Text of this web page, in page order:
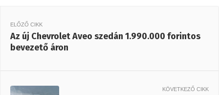
ELŐZŐ CIKK
Az új Chevrolet Aveo szedán 1.990.000 forintos
bevezető áron
KÖVETKEZŐ CIKK